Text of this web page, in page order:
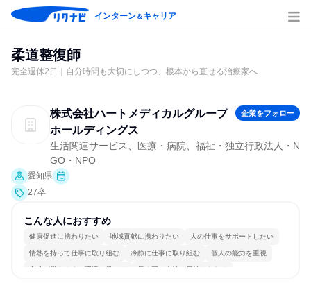
インターン＆キャリア
柔道整復師
完全週休2日｜自分時間も大切にしつつ、根本から直せる治療家へ
株式会社ハートメディカルグループ
ホールディングス
企業をフォロー
生活関連サービス、医療・病院、福祉・独立行政法人・N
GO・NPO
愛知県
27卒
こんな人におすすめ
健康促進に携わりたい 地域貢献に携わりたい 人の仕事をサポートしたい
情熱を持って仕事に取り組む 冷静に仕事に取り組む 個人の能力を重視
女性が働きやすい環境で働ける 長く同じ会社に居続けられる